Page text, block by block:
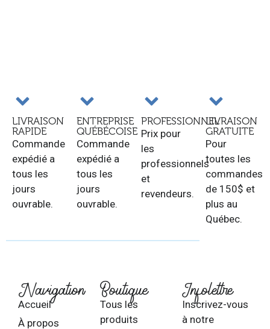
LIVRAISON
RAPIDE
Commande
expédié a
tous les
jours
ouvrable.
ENTREPRISE
QUÉBÉCOISE
Commande
expédié a
tous les
jours
ouvrable.
PROFESSIONNEL
Prix pour
les
professionnels
et
revendeurs.
LIVRAISON
GRATUITE
Pour
toutes les
commandes
de 150$ et
plus au
Québec.
Navigation
Accueil
À propos
Boutique
Tous les
produits
Infolettre
Inscrivez-vous
à notre